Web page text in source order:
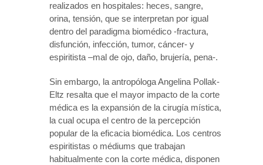
realizados en hospitales: heces, sangre,
orina, tensión, que se interpretan por igual
dentro del paradigma biomédico -fractura,
disfunción, infección, tumor, cáncer- y
espiritista –mal de ojo, daño, brujería, pena-.
Sin embargo, la antropóloga Angelina Pollak-
Eltz resalta que el mayor impacto de la corte
médica es la expansión de la cirugía mística,
la cual ocupa el centro de la percepción
popular de la eficacia biomédica. Los centros
espiritistas o médiums que trabajan
habitualmente con la corte médica, disponen